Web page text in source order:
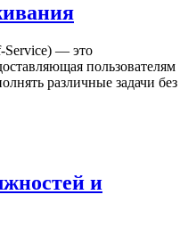
Service) — это
пользователям
различные задачи без
и